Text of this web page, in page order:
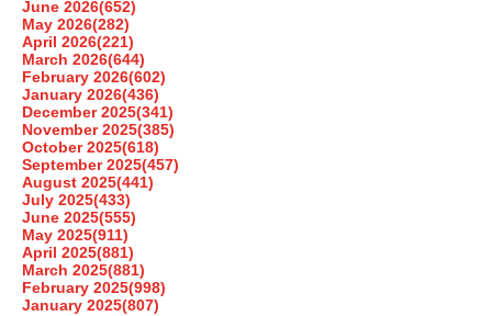
June 2026(652)
May 2026(282)
April 2026(221)
March 2026(644)
February 2026(602)
January 2026(436)
December 2025(341)
November 2025(385)
October 2025(618)
September 2025(457)
August 2025(441)
July 2025(433)
June 2025(555)
May 2025(911)
April 2025(881)
March 2025(881)
February 2025(998)
January 2025(807)